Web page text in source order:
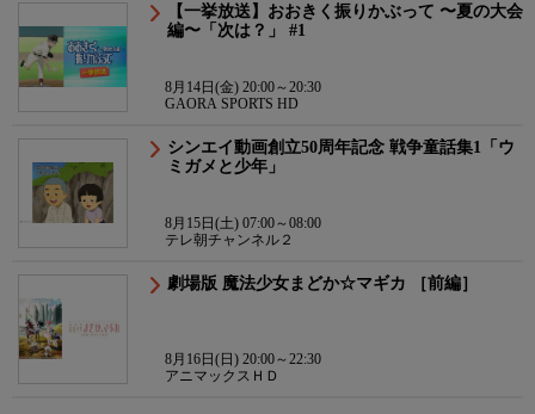
【一挙放送】おおきく振りかぶって 〜夏の大会
編〜「次は？」 #1
8月14日(金) 20:00～20:30
GAORA SPORTS HD
シンエイ動画創立50周年記念 戦争童話集1「ウ
ミガメと少年」
8月15日(土) 07:00～08:00
テレ朝チャンネル２
劇場版 魔法少女まどか☆マギカ ［前編］
8月16日(日) 20:00～22:30
アニマックスＨＤ